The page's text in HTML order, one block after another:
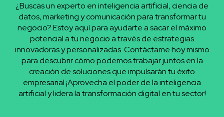
¿Buscas un experto en inteligencia artificial, ciencia de
datos, marketing y comunicación para transformar tu
negocio? Estoy aquí para ayudarte a sacar el máximo
potencial a tu negocio a través de estrategias
innovadoras y personalizadas. Contáctame hoy mismo
para descubrir cómo podemos trabajar juntos en la
creación de soluciones que impulsarán tu éxito
empresarial.¡Aprovecha el poder de la inteligencia
artificial y lidera la transformación digital en tu sector!